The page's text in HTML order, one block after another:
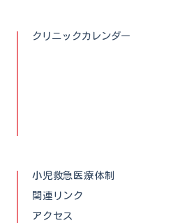
クリニックカレンダー
小児救急医療体制
関連リンク
アクセス